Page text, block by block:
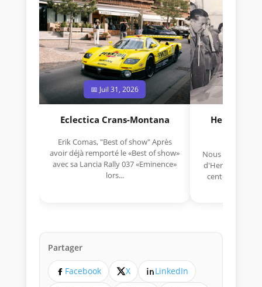
📅 Juil 31, 2026
Eclectica Crans-Montana
Erik Comas, "Best of show" Après
avoir déjà remporté le «Best of show»
avec sa Lancia Rally 037 «Eminence»
lors...
Hermano
Nous avons
d'Hermano Da
cent-unième
Partager
Facebook X
LinkedIn